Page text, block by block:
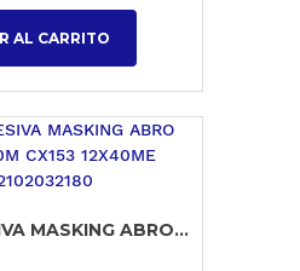
AL CARRITO
MASKING ABRO...